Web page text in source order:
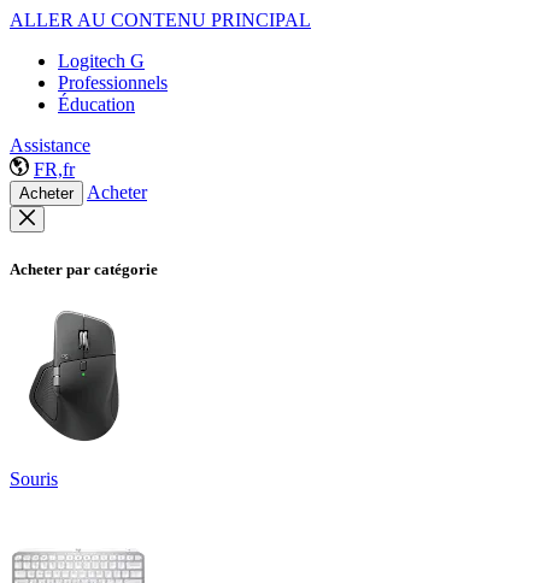
ALLER AU CONTENU PRINCIPAL
Logitech G
Professionnels
Éducation
Assistance
FR,fr
Acheter Acheter
Acheter par catégorie
Souris